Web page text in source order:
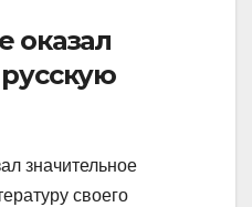
оказал
значительное
своего